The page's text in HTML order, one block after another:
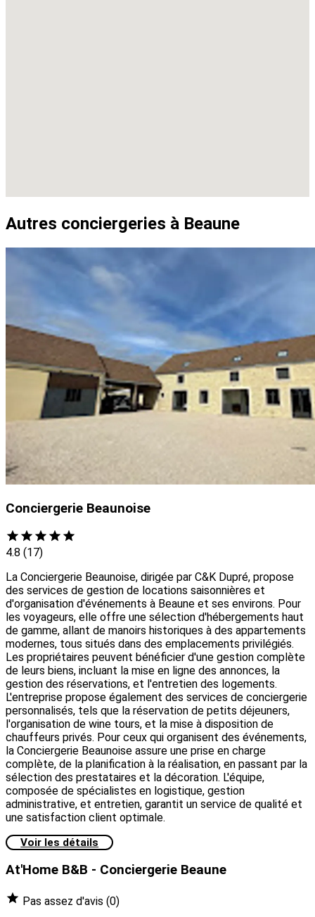
Autres conciergeries à Beaune
Conciergerie Beaunoise
4.8 (17)
La Conciergerie Beaunoise, dirigée par C&K Dupré, propose
des services de gestion de locations saisonnières et
d'organisation d'événements à Beaune et ses environs. Pour
les voyageurs, elle offre une sélection d'hébergements haut
de gamme, allant de manoirs historiques à des appartements
modernes, tous situés dans des emplacements privilégiés.
Les propriétaires peuvent bénéficier d'une gestion complète
de leurs biens, incluant la mise en ligne des annonces, la
gestion des réservations, et l'entretien des logements.
L'entreprise propose également des services de conciergerie
personnalisés, tels que la réservation de petits déjeuners,
l'organisation de wine tours, et la mise à disposition de
chauffeurs privés. Pour ceux qui organisent des événements,
la Conciergerie Beaunoise assure une prise en charge
complète, de la planification à la réalisation, en passant par la
sélection des prestataires et la décoration. L'équipe,
composée de spécialistes en logistique, gestion
administrative, et entretien, garantit un service de qualité et
une satisfaction client optimale.
Voir les détails
At'Home B&B - Conciergerie Beaune
Pas assez d'avis (0)